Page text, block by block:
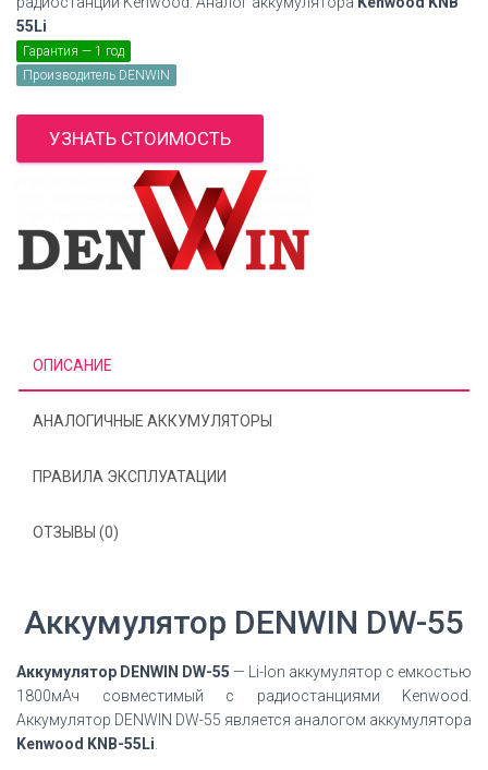
55Li
Гарантия — 1 год
Производитель DENWIN
УЗНАТЬ СТОИМОСТЬ
ОПИСАНИЕ
АНАЛОГИЧНЫЕ АККУМУЛЯТОРЫ
ПРАВИЛА ЭКСПЛУАТАЦИИ
ОТЗЫВЫ (0)
Аккумулятор DENWIN DW-55
Аккумулятор DENWIN DW-55 — Li-Ion аккумулятор с емкостью
1800мАч совместимый с радиостанциями Kenwood.
Аккумулятор DENWIN DW-55 является аналогом аккумулятора
Kenwood KNB-55Li